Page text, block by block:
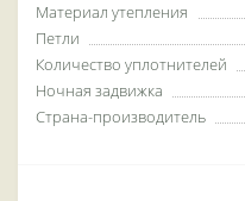
Материал утепления
Петли
Количество уплотнителей
Ночная задвижка
Страна-производитель